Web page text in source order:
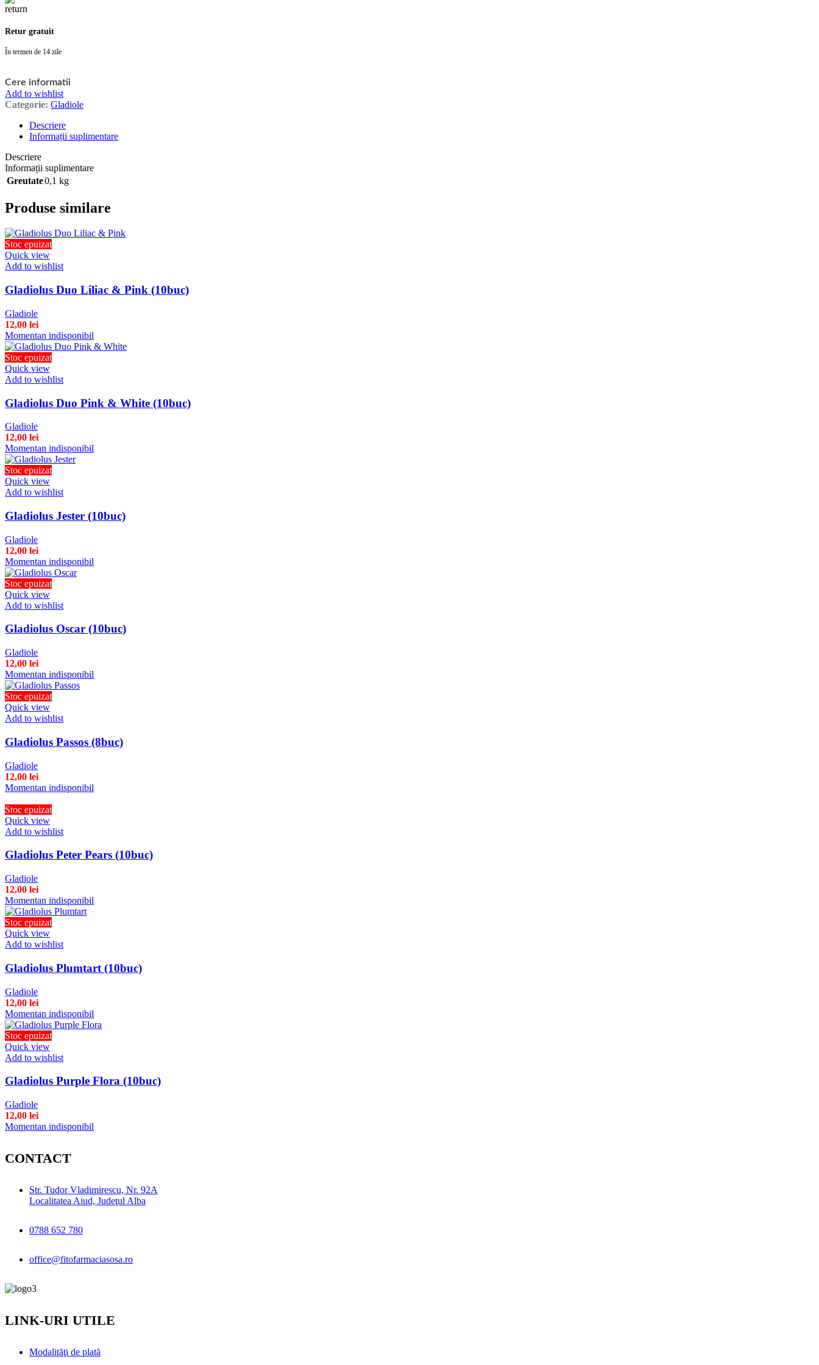
Retur gratuit
În termen de 14 zile
Cere informatii
Add to wishlist
Categorie: Gladiole
Descriere
Informații suplimentare
Descriere
Informații suplimentare
Greutate0,1 kg
Produse similare
Stoc epuizat
Quick view
Add to wishlist
Gladiolus Duo Liliac & Pink (10buc)
Gladiole
12,00 lei
Momentan indisponibil
Stoc epuizat
Quick view
Add to wishlist
Gladiolus Duo Pink & White (10buc)
Gladiole
12,00 lei
Momentan indisponibil
Stoc epuizat
Quick view
Add to wishlist
Gladiolus Jester (10buc)
Gladiole
12,00 lei
Momentan indisponibil
Stoc epuizat
Quick view
Add to wishlist
Gladiolus Oscar (10buc)
Gladiole
12,00 lei
Momentan indisponibil
Stoc epuizat
Quick view
Add to wishlist
Gladiolus Passos (8buc)
Gladiole
12,00 lei
Momentan indisponibil
Stoc epuizat
Quick view
Add to wishlist
Gladiolus Peter Pears (10buc)
Gladiole
12,00 lei
Momentan indisponibil
Stoc epuizat
Quick view
Add to wishlist
Gladiolus Plumtart (10buc)
Gladiole
12,00 lei
Momentan indisponibil
Stoc epuizat
Quick view
Add to wishlist
Gladiolus Purple Flora (10buc)
Gladiole
12,00 lei
Momentan indisponibil
CONTACT
Str. Tudor Vladimirescu, Nr. 92A
Localitatea Aiud, Judeţul Alba
0788 652 780
office@fitofarmaciasosa.ro
LINK-URI UTILE
Modalităţi de plată